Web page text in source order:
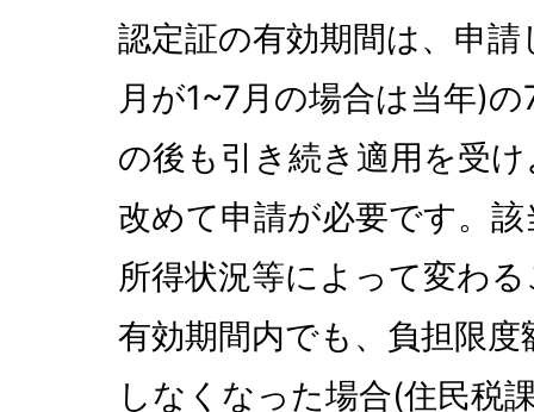
認定証の有効期間は、申
月が1~7月の場合は当年)
の後も引き続き適用を受
改めて申請が必要です。
所得状況等によって変わ
有効期間内でも、負担限
しなくなった場合(住民税